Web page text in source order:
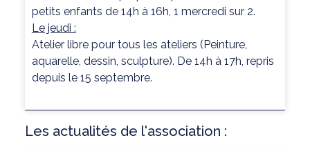
petits enfants de 14h à 16h, 1 mercredi sur 2.
Le jeudi :
Atelier libre pour tous les ateliers (Peinture,
aquarelle, dessin, sculpture). De 14h à 17h, repris
depuis le 15 septembre.
Les actualités de l'association :